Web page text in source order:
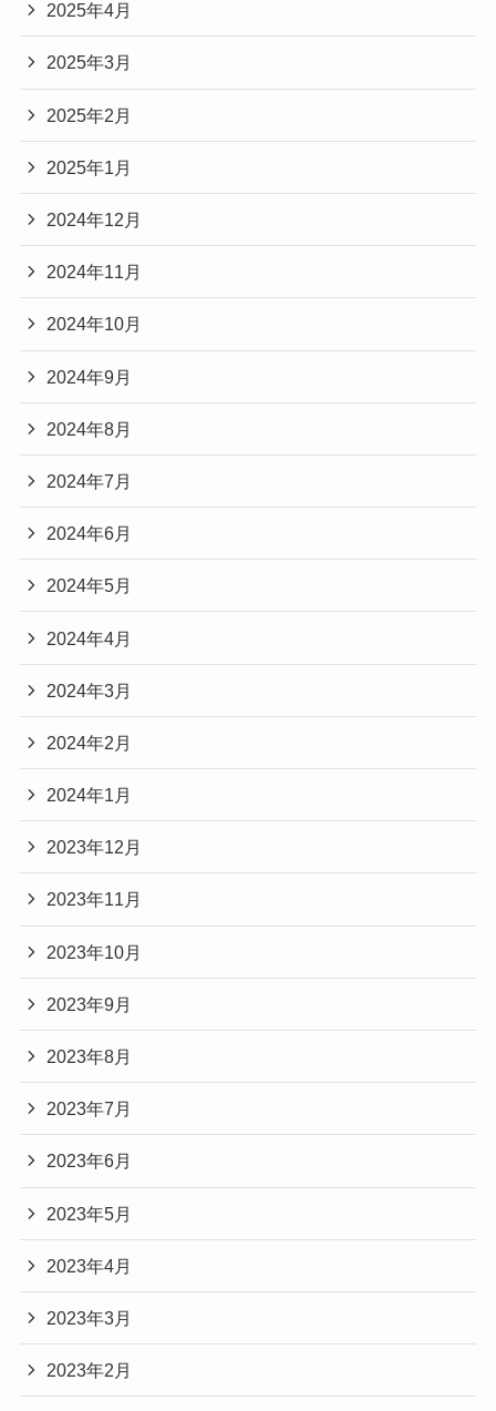
2025年4月
2025年3月
2025年2月
2025年1月
2024年12月
2024年11月
2024年10月
2024年9月
2024年8月
2024年7月
2024年6月
2024年5月
2024年4月
2024年3月
2024年2月
2024年1月
2023年12月
2023年11月
2023年10月
2023年9月
2023年8月
2023年7月
2023年6月
2023年5月
2023年4月
2023年3月
2023年2月